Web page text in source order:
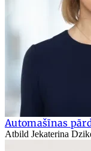
Automašīnas
Atbild Jekaterina